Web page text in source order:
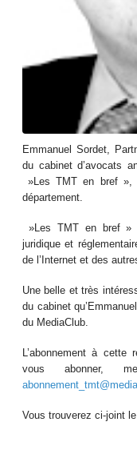
Emmanuel Sordet,
du cabinet d’avocats
»Les TMT en bref »,
département.
»Les TMT en bref »
juridique et
de l’Internet et des
Une belle et très
du cabinet
du MediaClub.
L’abonnement à
vous abonner,
Vous trouverez ci-joint